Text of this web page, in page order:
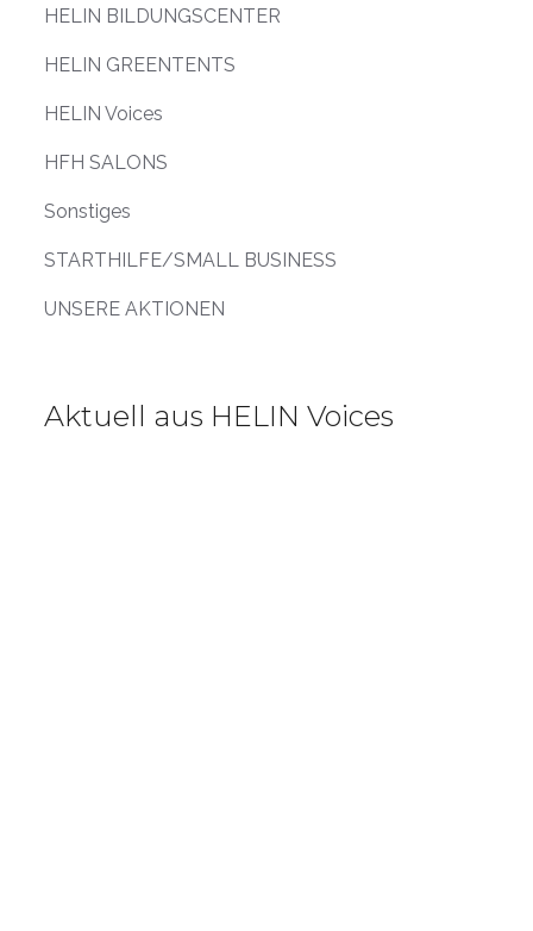
HELIN BILDUNGSCENTER
HELIN GREENTENTS
HELIN Voices
HFH SALONS
Sonstiges
STARTHILFE/SMALL BUSINESS
UNSERE AKTIONEN
Aktuell aus HELIN Voices